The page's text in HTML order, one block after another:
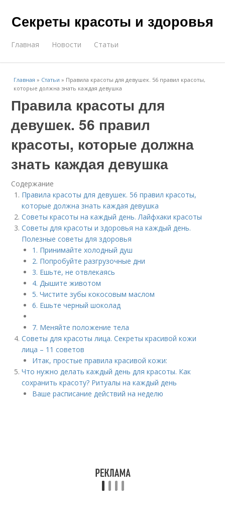
Секреты красоты и здоровья
Главная Новости Статьи
Главная » Статьи » Правила красоты для девушек. 56 правил красоты,
которые должна знать каждая девушка
Правила красоты для
девушек. 56 правил
красоты, которые должна
знать каждая девушка
Содержание
Правила красоты для девушек. 56 правил красоты,
которые должна знать каждая девушка
Советы красоты на каждый день. Лайфхаки красоты
Советы для красоты и здоровья на каждый день.
Полезные советы для здоровья
1. Принимайте холодный душ
2. Попробуйте разгрузочные дни
3. Ешьте, не отвлекаясь
4. Дышите животом
5. Чистите зубы кокосовым маслом
6. Ешьте черный шоколад
7. Меняйте положение тела
Советы для красоты лица. Секреты красивой кожи
лица – 11 советов
Итак, простые правила красивой кожи:
Что нужно делать каждый день для красоты. Как
сохранить красоту? Ритуалы на каждый день
Ваше расписание действий на неделю